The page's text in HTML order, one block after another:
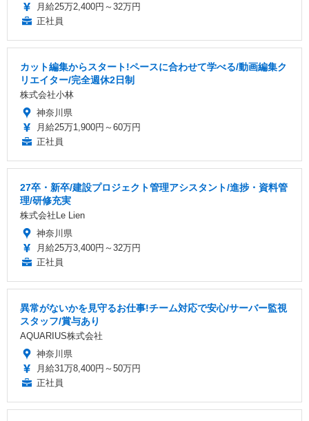
月給25万2,400円～32万円
正社員
カット編集からスタート!ペースに合わせて学べる/動画編集ク
リエイター/完全週休2日制
株式会社小林
神奈川県
月給25万1,900円～60万円
正社員
27卒・新卒/建設プロジェクト管理アシスタント/進捗・資料管
理/研修充実
株式会社Le Lien
神奈川県
月給25万3,400円～32万円
正社員
異常がないかを見守るお仕事!チーム対応で安心/サーバー監視
スタッフ/賞与あり
AQUARIUS株式会社
神奈川県
月給31万8,400円～50万円
正社員